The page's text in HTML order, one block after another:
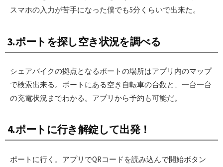
スマホの入力が苦手になった僕でも5分くらいで出来た。
3.ポートを探し空き状況を調べる
シェアバイクの拠点となるポートの場所はアプリ内のマップ
で検索出来る。ポートにある空き自転車の台数と、一台一台
の充電状況までわかる。アプリから予約も可能だ。
4.ポートに行き解錠して出発！
ポートに行く。アプリでQRコードを読み込んで開始ボタン